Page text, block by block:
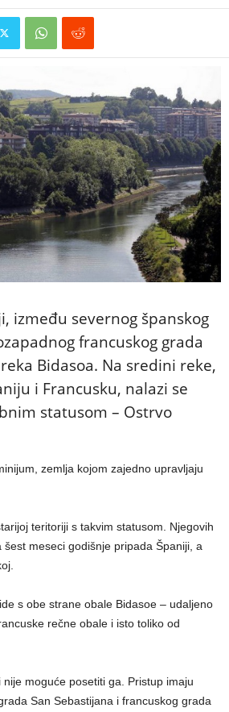
između severnog španskog
francuskog grada
Bidasoa. Na sredini reke,
i Francusku, nalazi se
statusom – Ostrvo
zemlja kojom zajedno upravljaju
teritoriji s takvim statusom. Njegovih
meseci godišnje pripada Španiji, a
s obe strane obale Bidasoe – udaljeno
rečne obale i isto toliko od
moguće posetiti ga. Pristup imaju
San Sebastijana i francuskog grada